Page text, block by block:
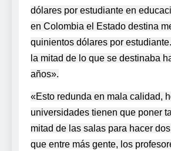
dólares por estudiante en
en Colombia el Estado destina
quinientos dólares por
la mitad de lo que se destinaba
años».
«Esto redunda en mala calidad,
universidades tienen que poner
mitad de las salas para hacer
que entre más gente, los